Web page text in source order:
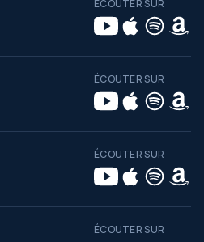
ÉCOUTER SUR
ÉCOUTER SUR
ÉCOUTER SUR
ÉCOUTER SUR